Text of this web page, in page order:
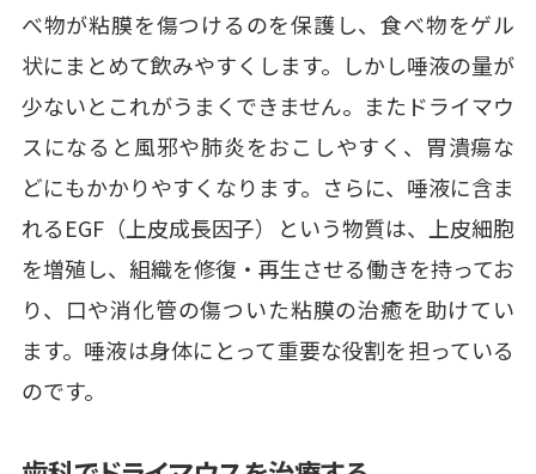
べ物が粘膜を傷つけるのを保護し、食べ物をゲル
状にまとめて飲みやすくします。しかし唾液の量が
少ないとこれがうまくできません。またドライマウ
スになると風邪や肺炎をおこしやすく、胃潰瘍な
どにもかかりやすくなります。さらに、唾液に含ま
れるEGF（上皮成長因子）という物質は、上皮細胞
を増殖し、組織を修復・再生させる働きを持ってお
り、口や消化管の傷ついた粘膜の治癒を助けてい
ます。唾液は身体にとって重要な役割を担っている
のです。